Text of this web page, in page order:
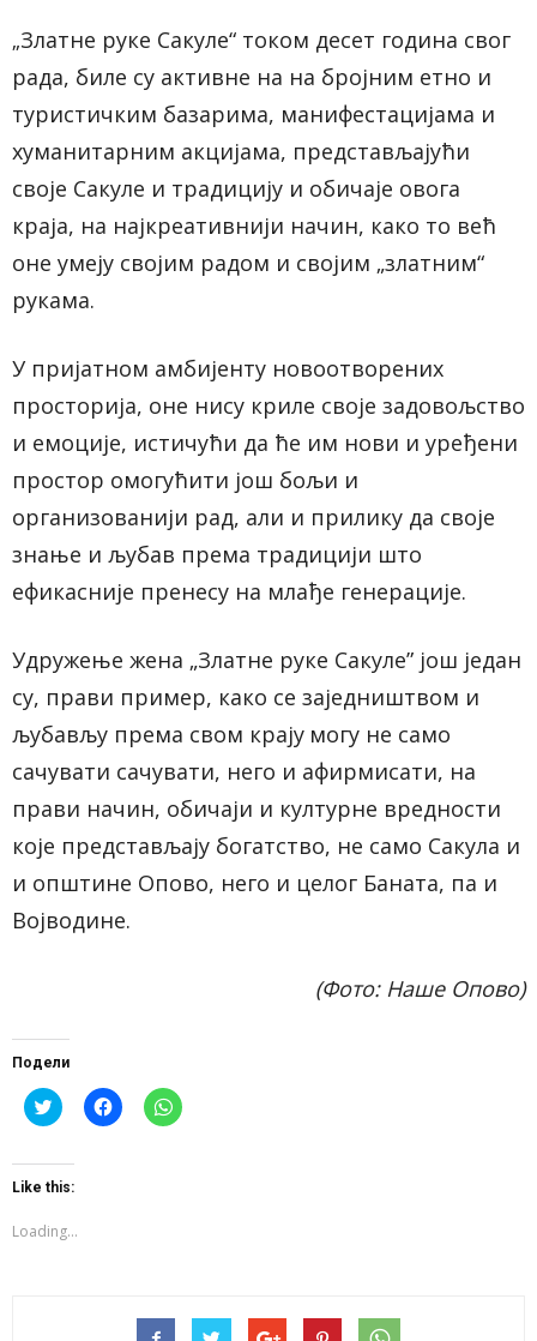
„Златне руке Сакулe“ током десет година свог
рада, биле су активне на на бројним етно и
туристичким базарима, манифестацијама и
хуманитарним акцијама, представљајући
своје Сакуле и традицију и обичаје овога
краја, на најкреативнији начин, како то већ
оне умеју својим радом и својим „златним“
рукама.
У пријатном амбијенту новоотворених
просторија, оне нису криле своје задовољство
и емоције, истичући да ће им нови и уређени
простор омогућити још бољи и
организованији рад, али и прилику да своје
знање и љубав према традицији што
ефикасније пренесу на млађе генерације.
Удружење жена „Златне руке Сакуле” још један
су, прави пример, како се заједништвом и
љубављу према свом крају могу не само
сачувати сачувати, него и афирмисати, на
прави начин, обичаји и културне вредности
које представљају богатство, не само Сакула и
и општине Опово, него и целог Баната, па и
Војводине.
(Фото: Наше Опово)
Подели
Click
to
Twitter
(Opens
in
window)
Click
to
Click
to
Like this:
Loading...